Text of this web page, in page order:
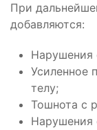
При
добавляются:
Нарушения
Усиленное
телу;
Тошнота с
Нарушения